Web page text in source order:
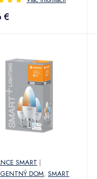
€
SMART |
DOM, SMART